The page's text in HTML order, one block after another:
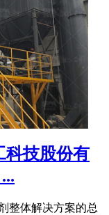
科技股份有
整体解决方案的总